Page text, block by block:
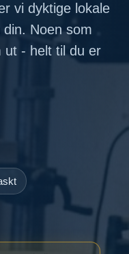
vi dyktige lokale
Noen som
ut - helt til du er